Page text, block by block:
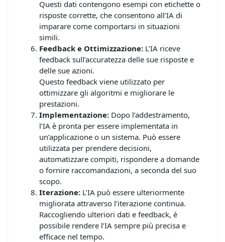
Questi dati contengono esempi con etichette o
risposte corrette, che consentono all’IA di
imparare come comportarsi in situazioni
simili.
Feedback e Ottimizzazione: L’IA riceve
feedback sull’accuratezza delle sue risposte e
delle sue azioni.
Questo feedback viene utilizzato per
ottimizzare gli algoritmi e migliorare le
prestazioni.
Implementazione: Dopo l’addestramento,
l’IA è pronta per essere implementata in
un’applicazione o un sistema. Può essere
utilizzata per prendere decisioni,
automatizzare compiti, rispondere a domande
o fornire raccomandazioni, a seconda del suo
scopo.
Iterazione: L’IA può essere ulteriormente
migliorata attraverso l’iterazione continua.
Raccogliendo ulteriori dati e feedback, è
possibile rendere l’IA sempre più precisa e
efficace nel tempo.